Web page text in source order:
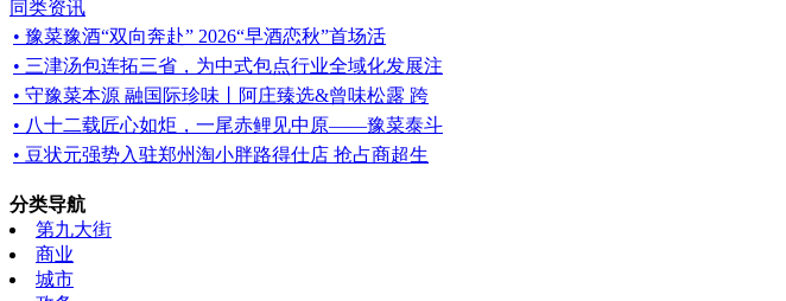
同类资讯
• 豫菜豫酒“双向奔赴” 2026“早酒恋秋”首场活
• 三津汤包连拓三省，为中式包点行业全域化发展注
• 守豫菜本源 融国际珍味丨阿庄臻选&曾味松露 跨
• 八十二载匠心如炬，一尾赤鲤见中原——豫菜泰斗
• 豆状元强势入驻郑州淘小胖路得仕店 抢占商超生
分类导航
第九大街
商业
城市